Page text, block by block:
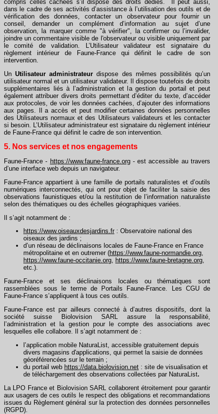
compris celles cachées s’il dispose des droits dédiés. Il peut aussi,
dans le cadre de ses activités d’assistance à l’utilisation des outils et de
vérification des données, contacter un observateur pour fournir un
conseil, demander un complément d’information au sujet d’une
observation, la marquer comme "à vérifier", la confirmer ou l’invalider,
joindre un commentaire visible de l'observateur ou visible uniquement par
le comité de validation. L’Utilisateur validateur est signataire du
règlement intérieur de Faune-France qui définit le cadre de son
intervention.
UnUtilisateur administrateur dispose des mêmes possibilités qu’un
utilisateur normal et un utilisateur validateur. Il dispose toutefois de droits
supplémentaires liés à l’administration et la gestion du portail et peut
également attribuer divers droits permettant d’éditer du texte, d’accéder
aux protocoles, de voir les données cachées, d’ajouter des informations
aux pages. Il a accès et peut modifier certaines données personnelles
des Utilisateurs normaux et des Utilisateurs validateurs et les contacter
si besoin. L’Utilisateur administrateur est signataire du règlement intérieur
de Faune-France qui définit le cadre de son intervention.
5. Nos services et nos engagements
Faune-France - https://www.faune-france.org- est accessible au travers
d’une interface web depuis un navigateur.
Faune-France appartient à une famille de portails naturalistes et d’outils
numériques interconnectés, qui ont pour objet de faciliter la saisie des
observations faunistiques et/ou la restitution de l’information naturaliste
selon des thématiques ou des échelles géographiques variées.
Il s’agit notamment de :
https://www.oiseauxdesjardins.fr : Observatoire national des
oiseaux des jardins ;
d’un réseau de déclinaisons locales de Faune-France en France
métropolitaine et en outremer (https://www.faune-normandie.org,
https://www.faune-occitanie.org, https://www.faune-bretagne.org,
etc.).
Faune-France et ses déclinaisons locales ou thématiques sont
rassemblées sous le terme de Portails Faune-France. Les CGU de
Faune-France s’appliquent à tous ces outils.
Faune-France est par ailleurs connecté à d’autres dispositifs, dont la
société suisse Biolovision SARL assure la responsabilité,
l’administration et la gestion pour le compte des associations avec
lesquelles elle collabore. Il s’agit notamment de :
l’application mobile NaturaList, accessible gratuitement depuis
divers magasins d'applications, qui permet la saisie de données
géoréférencées sur le terrain ;
du portail web https://data.biolovision.net : site de visualisation et
de téléchargement des observations collectées par NaturaList.
La LPO France et Biolovision SARL collaborent étroitement pour garantir
aux usagers de ces outils le respect des obligations et recommandations
issues du Règlement général sur la protection des données personnelles
(RGPD).